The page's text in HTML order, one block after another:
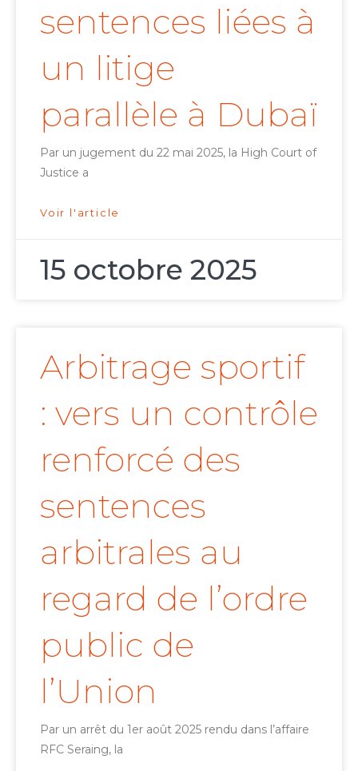
sentences liées à
un litige
parallèle à Dubaï
Par un jugement du 22 mai 2025, la High Court of
Justice a
Voir l'article
15 octobre 2025
Arbitrage sportif
: vers un contrôle
renforcé des
sentences
arbitrales au
regard de l’ordre
public de
l’Union
Par un arrêt du 1er août 2025 rendu dans l’affaire
RFC Seraing, la